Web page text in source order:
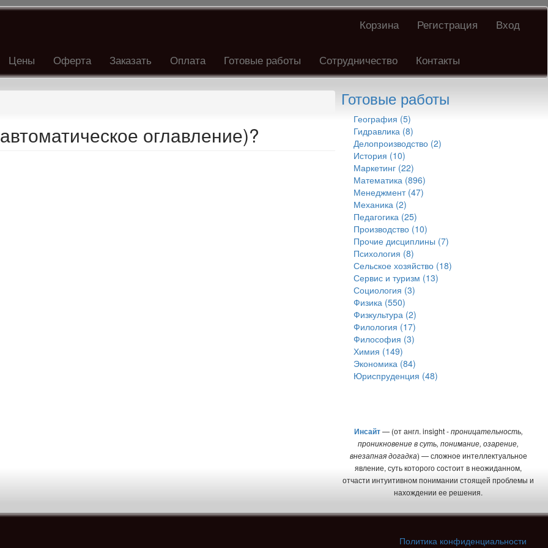
Корзина Регистрация Вход
Цены Оферта Заказать Оплата Готовые работы Сотрудничество Контакты
оглавление)?
Готовые работы
География (5)
Гидравлика (8)
Делопроизводство (2)
История (10)
Маркетинг (22)
Математика (896)
Менеджмент (47)
Механика (2)
Педагогика (25)
Производство (10)
Прочие дисциплины (7)
Психология (8)
Сельское хозяйство (18)
Сервис и туризм (13)
Социология (3)
Физика (550)
Физкультура (2)
Филология (17)
Философия (3)
Химия (149)
Экономика (84)
Юриспруденция (48)
Инсайт— (от англ. insight -проницательность,
проникновение в суть, понимание, озарение,
внезапная догадка) — сложное интеллектуальное
явление, суть которого состоит в неожиданном,
отчасти интуитивном понимании стоящей проблемы и
нахождении ее решения.
Политика конфиденциальности